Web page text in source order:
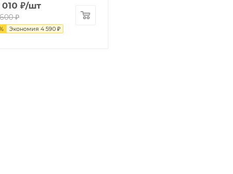
₽/шт
₽
Экономия 4 590₽